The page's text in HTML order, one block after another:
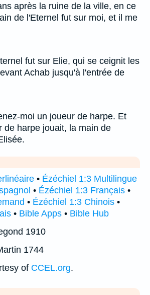
après la ruine de la ville, en ce
de l'Eternel fut sur moi, et il me
fut sur Elie, qui se ceignit les
Achab jusqu'à l'entrée de
moi un joueur de harpe. Et
de harpe jouait, la main de
• Ézéchiel 1:3 Multilingue
• Ézéchiel 1:3 Français •
• Ézéchiel 1:3 Chinois •
• Bible Apps • Bible Hub
1910
1744
of CCEL.org.